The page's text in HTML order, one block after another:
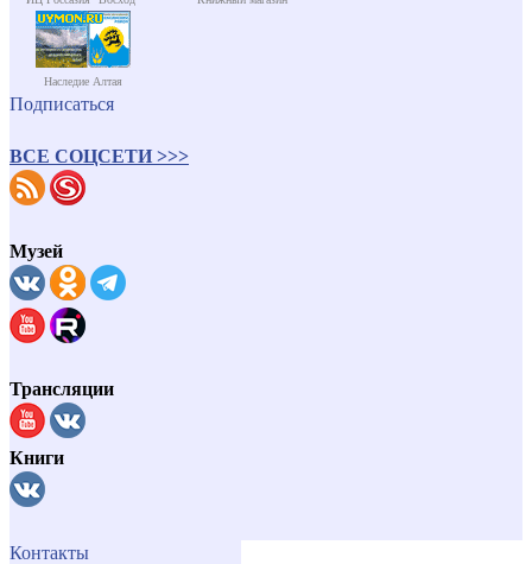
Наследие Алтая
Подписаться
ВСЕ СОЦСЕТИ >>>
Музей
Трансляции
Книги
Контакты